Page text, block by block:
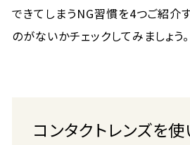
できてしまうNG習慣を4つご紹介
のがないかチェックしてみましょう。
コンタクトレンズを